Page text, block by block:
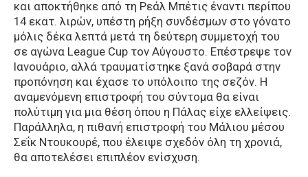
και αποκτήθηκε από τη Ρεάλ Μπέτις έναντι περίπου
14 εκατ. λιρών, υπέστη ρήξη συνδέσμων στο γόνατο
μόλις δέκα λεπτά μετά τη δεύτερη συμμετοχή του
σε αγώνα League Cup τον Αύγουστο. Επέστρεψε τον
Ιανουάριο, αλλά τραυματίστηκε ξανά σοβαρά στην
προπόνηση και έχασε το υπόλοιπο της σεζόν. Η
αναμενόμενη επιστροφή του σύντομα θα είναι
πολύτιμη για μια θέση όπου η Πάλας είχε ελλείψεις.
Παράλληλα, η πιθανή επιστροφή του Μάλιου μέσου
Σεΐκ Ντουκουρέ, που έλειψε σχεδόν όλη τη χρονιά,
θα αποτελέσει επιπλέον ενίσχυση.